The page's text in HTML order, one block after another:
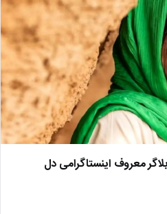
معروف اینستاگرامی دل